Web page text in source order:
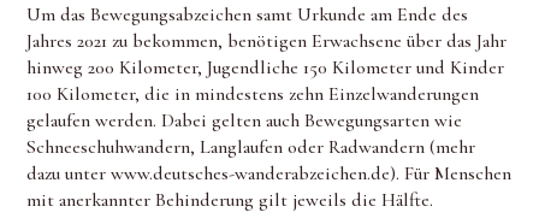
Um das Bewegungsabzeichen samt Urkunde am Ende des
Jahres 2021 zu bekommen, benötigen Erwachsene über das Jahr
hinweg 200 Kilometer, Jugendliche 150 Kilometer und Kinder
100 Kilometer, die in mindestens zehn Einzelwanderungen
gelaufen werden. Dabei gelten auch Bewegungsarten wie
Schneeschuhwandern, Langlaufen oder Radwandern (mehr
dazu unter www.deutsches-wanderabzeichen.de). Für Menschen
mit anerkannter Behinderung gilt jeweils die Hälfte.